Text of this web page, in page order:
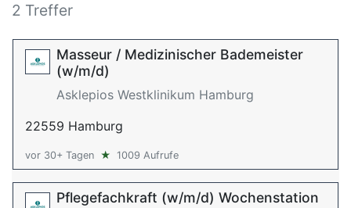
2 Treffer
Masseur / Medizinischer Bademeister
(w/m/d)
Asklepios Westklinikum Hamburg
22559 Hamburg
vor 30+ Tagen ★ 1009 Aufrufe
Pflegefachkraft (w/m/d) Wochenstation